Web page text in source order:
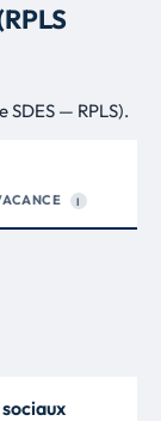
SDES — RPLS).
I